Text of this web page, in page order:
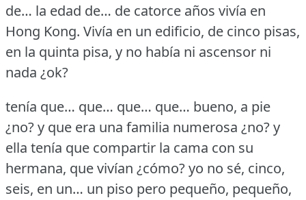
de… la edad de… de catorce años vivía en
Hong Kong. Vivía en un edificio, de cinco pisas,
en la quinta pisa, y no había ni ascensor ni
nada ¿ok?
tenía que… que… que… que… bueno, a pie
¿no?y que era una familia numerosa ¿no?y
ella tenía que compartir la cama con su
hermana, que vivían ¿cómo?yo no sé, cinco,
seis, en un… un piso pero pequeño, pequeño,